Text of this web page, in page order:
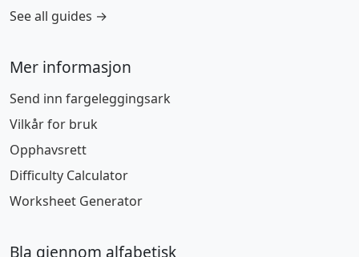
See all guides →
Mer informasjon
Send inn fargeleggingsark
Vilkår for bruk
Opphavsrett
Difficulty Calculator
Worksheet Generator
Bla gjennom alfabetisk